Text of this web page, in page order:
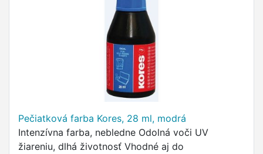
Pečiatková farba Kores, 28 ml, modrá
Intenzívna farba, nebledne Odolná voči UV
žiareniu, dlhá životnosť Vhodné aj do